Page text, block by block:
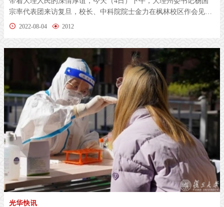
宗率代表团来访复旦，校长、中科院院士金力在枫林校区作会见交
流。常务...
2022-08-04 2012
光华快讯